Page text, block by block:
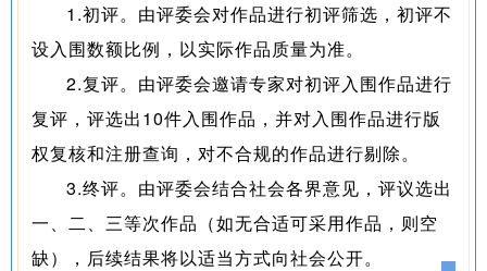
1.初评。由评委会对作品进行初评筛选，初评不
设入围数额比例，以实际作品质量为准。
2.复评。由评委会邀请专家对初评入围作品进行
复评，评选出10件入围作品，并对入围作品进行版
权复核和注册查询，对不合规的作品进行剔除。
3.终评。由评委会结合社会各界意见，评议选出
一、二、三等次作品（如无合适可采用作品，则空
缺），后续结果将以适当方式向社会公开。